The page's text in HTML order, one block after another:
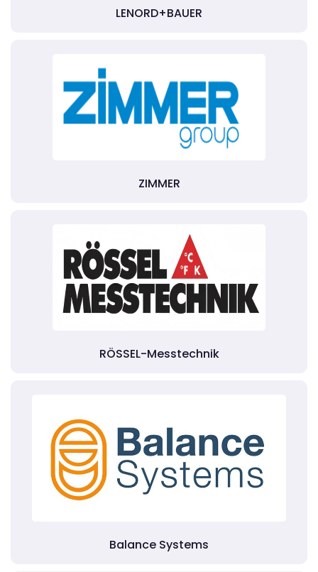
LENORD+BAUER
ZIMMER
RÖSSEL-Messtechnik
Balance Systems